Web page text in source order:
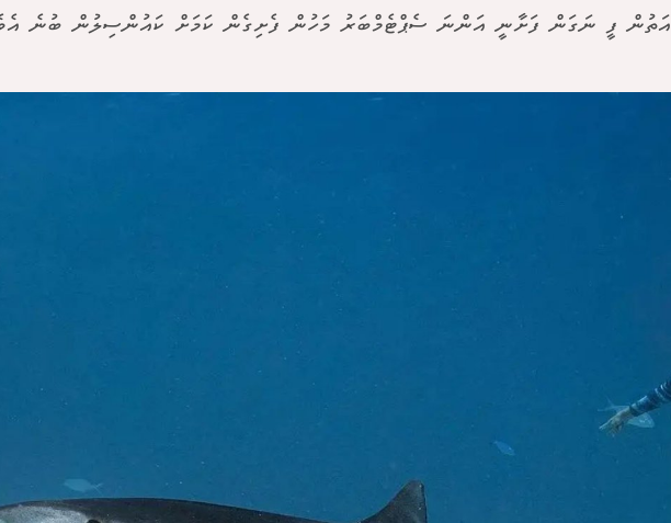
އަތުން ފީ ނަގަން ފަށާނީ އަންނަ ސެޕްޓެމްބަރު މަހުން ފެށިގެން ކަމަށް ކައުންސިލުން ބުނެ